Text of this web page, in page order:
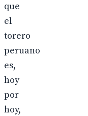
que
el
torero
peruano
es,
hoy
por
hoy,